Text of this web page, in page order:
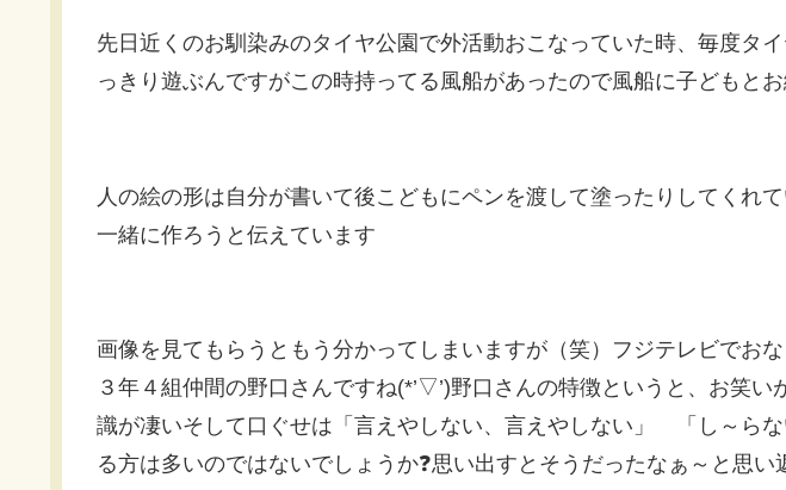
先日近くのお馴染みのタイヤ公園で外活動おこなっていた時、毎度タ
っきり遊ぶんですがこの時持ってる風船があったので風船に子どもと
人の絵の形は自分が書いて後こどもにペンを渡して塗ったりしてくれ
一緒に作ろうと伝えています
画像を見てもらうともう分かってしまいますが（笑）フジテレビでお
３年４組仲間の野口さんですね(*’▽’)野口さんの特徴というと、お笑い
識が凄いそして口ぐせは「言えやしない、言えやしない」 「し～ら
る方は多いのではないでしょうか❓思い出すとそうだったなぁ～と思